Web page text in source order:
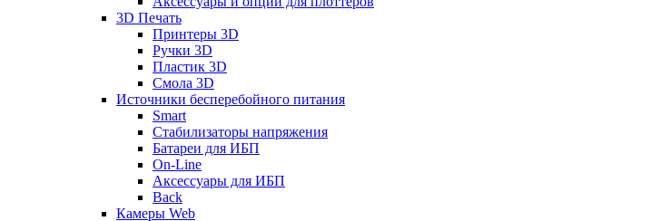
3D Печать
Принтеры 3D
Ручки 3D
Пластик 3D
Смола 3D
Источники бесперебойного питания
Smart
Стабилизаторы напряжения
Батареи для ИБП
On-Line
Аксессуары для ИБП
Back
Камеры Web